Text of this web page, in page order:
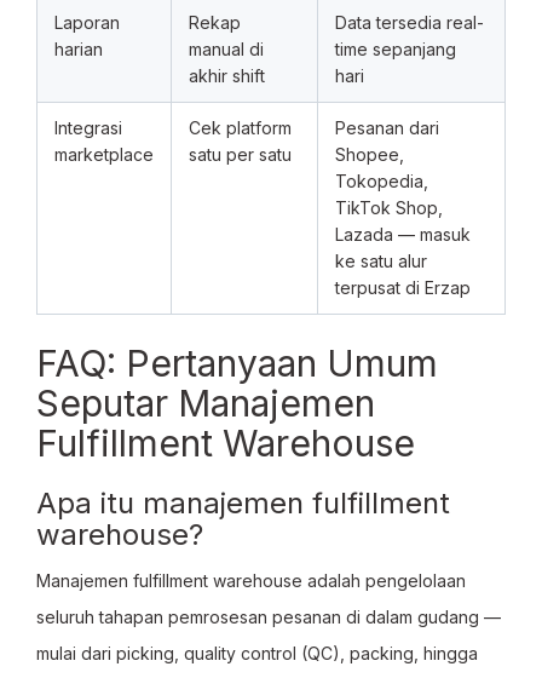
Laporan
harian
Rekap
manual di
akhir shift
Data tersedia real-
time sepanjang
hari
Integrasi
marketplace
Cek platform
satu per satu
Pesanan dari
Shopee,
Tokopedia,
TikTok Shop,
Lazada — masuk
ke satu alur
terpusat di Erzap
FAQ: Pertanyaan Umum
Seputar Manajemen
Fulfillment Warehouse
Apa itu manajemen fulfillment
warehouse?
Manajemen fulfillment warehouse adalah pengelolaan
seluruh tahapan pemrosesan pesanan di dalam gudang —
mulai dari picking, quality control (QC), packing, hingga